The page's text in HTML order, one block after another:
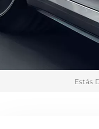
Estás